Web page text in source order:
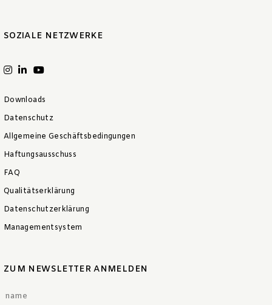
SOZIALE NETZWERKE
Downloads
Datenschutz
Allgemeine Geschäftsbedingungen
Haftungsausschuss
FAQ
Qualitätserklärung
Datenschutzerklärung
Managementsystem
ZUM NEWSLETTER ANMELDEN